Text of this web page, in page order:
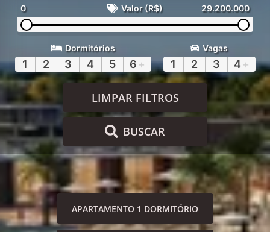
0 Valor (R$) 29.200.000
Dormitórios
1 2 3 4 5 6 +
Vagas
1 2 3 4 +
LIMPAR FILTROS
BUSCAR
APARTAMENTO 1 DORMITÓRIO